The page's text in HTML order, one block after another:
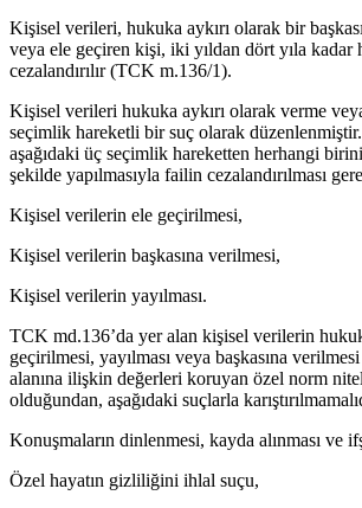
Kişisel verileri, hukuka aykırı olarak bir
veya ele geçiren kişi, iki yıldan dört yıla kadar
cezalandırılır (TCK m.136/1).
Kişisel verileri hukuka aykırı olarak verme
seçimlik hareketli bir suç olarak
aşağıdaki üç seçimlik hareketten herhangi
şekilde yapılmasıyla failin cezalandırılması
Kişisel verilerin ele geçirilmesi,
Kişisel verilerin başkasına verilmesi,
Kişisel verilerin yayılması.
TCK md.136’da yer alan kişisel verilerin
geçirilmesi, yayılması veya başkasına
alanına ilişkin değerleri koruyan özel norm
olduğundan, aşağıdaki suçlarla
Konuşmaların dinlenmesi, kayda alınması ve
Özel hayatın gizliliğini ihlal suçu,